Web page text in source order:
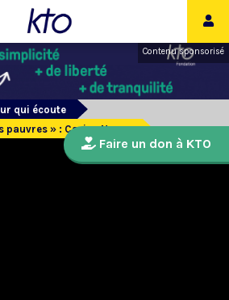
Contenu sponsorisé
qui écoute
pauvres » : Carine Neveu
Faire un don à KTO